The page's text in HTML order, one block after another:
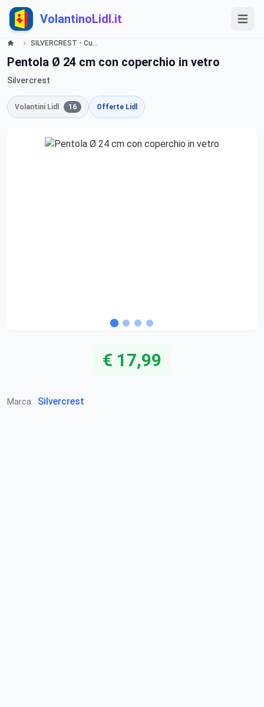
VolantinoLidl.it
SILVERCREST - Cucina e Casalinghi Lidl
Pentola Ø 24 cm con coperchio in vetro
Silvercrest
Volantini Lidl 16 Offerte Lidl
€ 17,99
Marca: Silvercrest